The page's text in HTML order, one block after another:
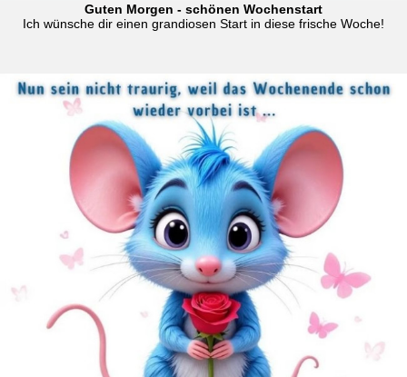
Guten Morgen - schönen Wochenstart
Ich wünsche dir einen grandiosen Start in diese frische Woche!